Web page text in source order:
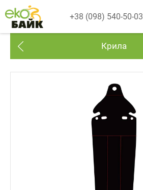
+38 (098) 540-50-03
Крила